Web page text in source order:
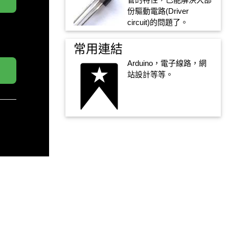
份驅動電路(Driver
circuit)的問題了。
常用連結
Arduino，電子線路，網
站設計等等。